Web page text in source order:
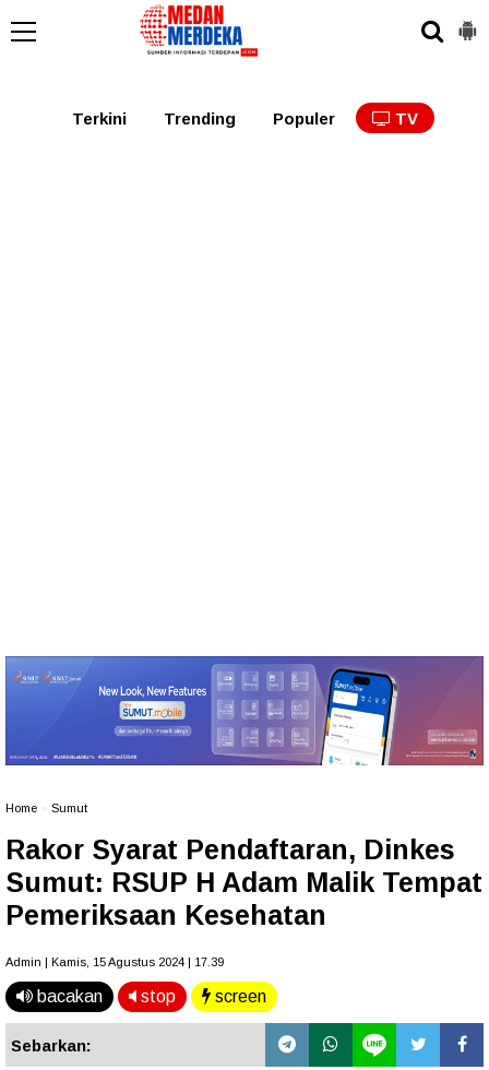
Tabagsel Tapanuli
Terkini Trending Populer TV
Home Sumut
Rakor Syarat Pendaftaran, Dinkes
Sumut: RSUP H Adam Malik Tempat
Pemeriksaan Kesehatan
Admin | Kamis, 15 Agustus 2024 | 17.39
bacakan stop screen
Sebarkan: